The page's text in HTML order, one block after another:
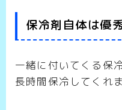
保冷剤自体は優
一緒に付いてくる保
長時間保冷してくれま